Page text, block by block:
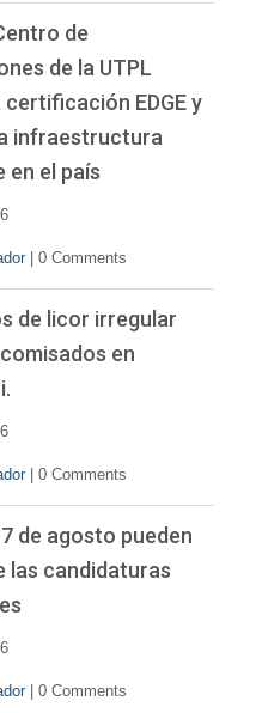
de
de la UTPL
EDGE y
infraestructura
en el país
0 Comments
de licor irregular
en
0 Comments
de agosto pueden
las candidaturas
0 Comments